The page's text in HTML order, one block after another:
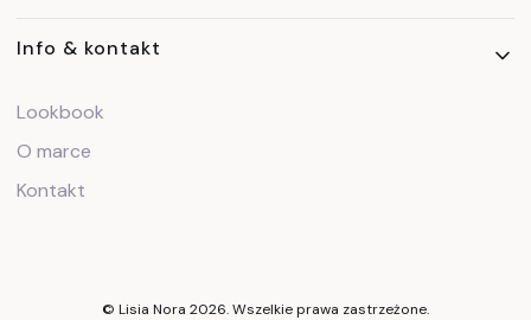
Info & kontakt
Lookbook
O marce
Kontakt
© Lisia Nora 2026. Wszelkie prawa zastrzeżone.